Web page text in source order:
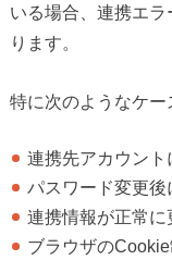
いる場合、連携エ
ります。
特に次のようなケー
連携先アカウン
パスワード変更
連携情報が正常
ブラウザの